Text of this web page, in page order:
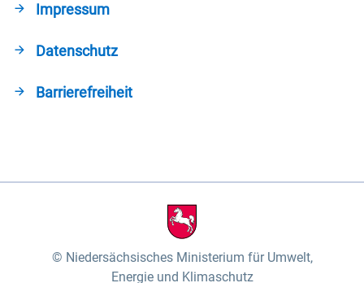
Impressum
Datenschutz
Barrierefreiheit
Niedersächsisches Ministerium für Umwelt,
Energie und Klimaschutz